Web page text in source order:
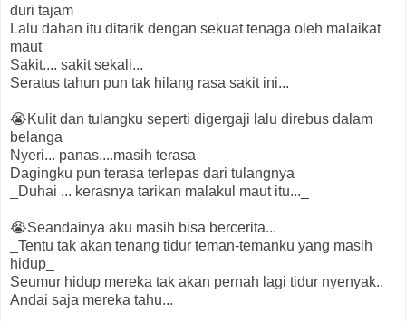
duri tajam
Lalu dahan itu ditarik dengan sekuat tenaga oleh malaikat
maut
Sakit.... sakit sekali...
Seratus tahun pun tak hilang rasa sakit ini...
😭Kulit dan tulangku seperti digergaji lalu direbus dalam
belanga
Nyeri... panas....masih terasa
Dagingku pun terasa terlepas dari tulangnya
_Duhai ... kerasnya tarikan malakul maut itu..._
😭Seandainya aku masih bisa bercerita...
_Tentu tak akan tenang tidur teman-temanku yang masih
hidup_
Seumur hidup mereka tak akan pernah lagi tidur nyenyak..
Andai saja mereka tahu...